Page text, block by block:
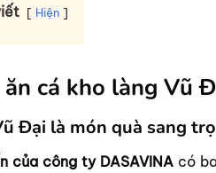
Hiện
cá kho làng Vũ
Đại là món quà sang
của công ty DASAVINA có